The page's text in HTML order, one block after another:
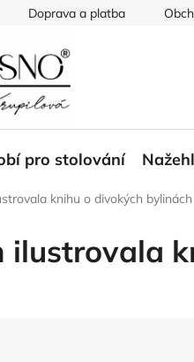
Doprava a platba
pro stolování
knihu o divokých
ilustrovala